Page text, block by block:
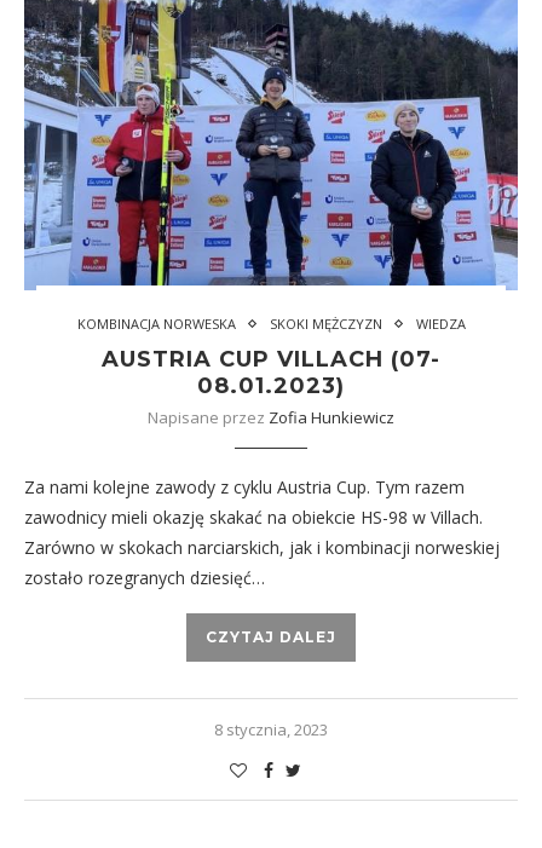
KOMBINACJA NORWESKA SKOKI MĘŻCZYZN WIEDZA
AUSTRIA CUP VILLACH (07-
08.01.2023)
Napisane przez Zofia Hunkiewicz
Za nami kolejne zawody z cyklu Austria Cup. Tym razem
zawodnicy mieli okazję skakać na obiekcie HS-98 w Villach.
Zarówno w skokach narciarskich, jak i kombinacji norweskiej
zostało rozegranych dziesięć…
CZYTAJ DALEJ
8 stycznia, 2023